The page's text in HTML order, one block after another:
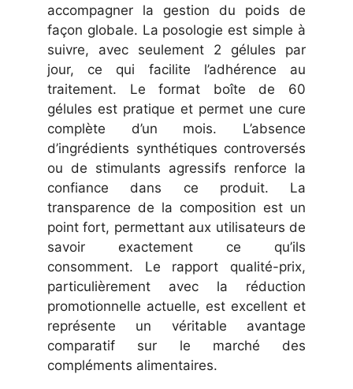
accompagner la gestion du poids de
façon globale. La posologie est simple à
suivre, avec seulement 2 gélules par
jour, ce qui facilite l’adhérence au
traitement. Le format boîte de 60
gélules est pratique et permet une cure
complète d’un mois. L’absence
d’ingrédients synthétiques controversés
ou de stimulants agressifs renforce la
confiance dans ce produit. La
transparence de la composition est un
point fort, permettant aux utilisateurs de
savoir exactement ce qu’ils
consomment. Le rapport qualité-prix,
particulièrement avec la réduction
promotionnelle actuelle, est excellent et
représente un véritable avantage
comparatif sur le marché des
compléments alimentaires.